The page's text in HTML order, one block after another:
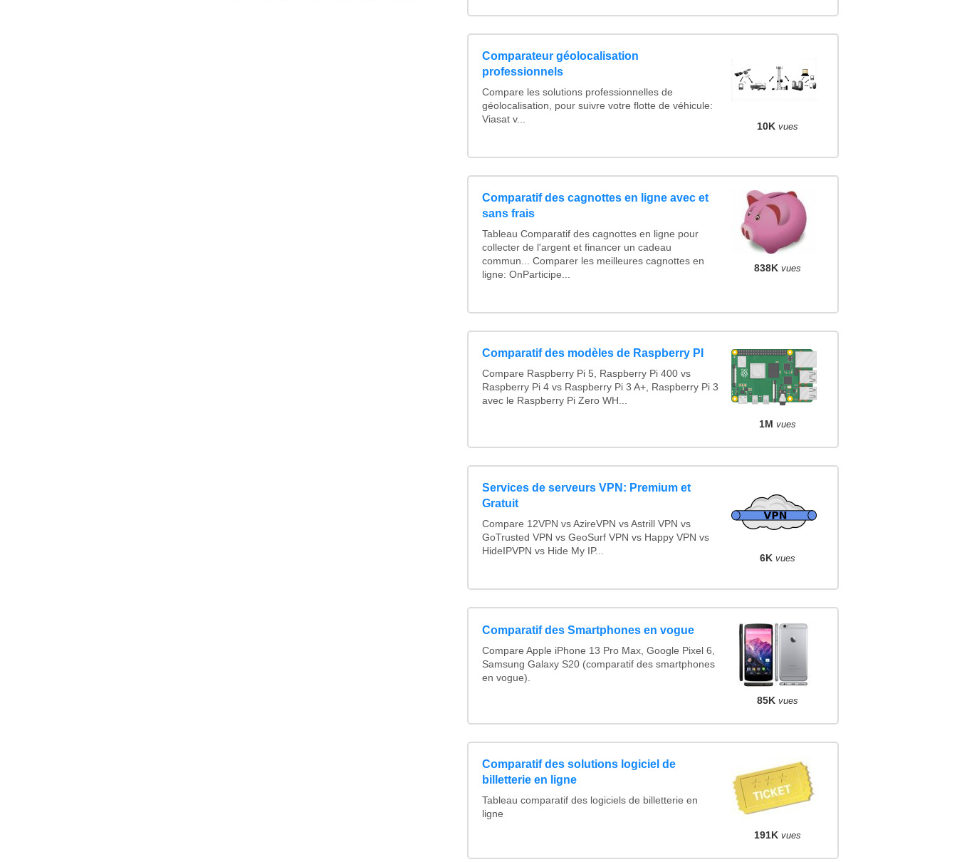
Comparateur géolocalisation
professionnels
Compare les solutions professionnelles de
géolocalisation, pour suivre votre flotte de véhicule:
Viasat v...
10K vues
Comparatif des cagnottes en ligne avec et
sans frais
Tableau Comparatif des cagnottes en ligne pour
collecter de l'argent et financer un cadeau
commun... Comparer les meilleures cagnottes en
ligne: OnParticipe...
838K vues
Comparatif des modèles de Raspberry PI
Compare Raspberry Pi 5, Raspberry Pi 400 vs
Raspberry Pi 4 vs Raspberry Pi 3 A+, Raspberry Pi 3
avec le Raspberry Pi Zero WH...
1M vues
Services de serveurs VPN: Premium et
Gratuit
Compare 12VPN vs AzireVPN vs Astrill VPN vs
GoTrusted VPN vs GeoSurf VPN vs Happy VPN vs
HideIPVPN vs Hide My IP...
6K vues
Comparatif des Smartphones en vogue
Compare Apple iPhone 13 Pro Max, Google Pixel 6,
Samsung Galaxy S20 (comparatif des smartphones
en vogue).
85K vues
Comparatif des solutions logiciel de
billetterie en ligne
Tableau comparatif des logiciels de billetterie en
ligne
191K vues